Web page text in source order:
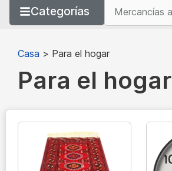
Categorías
Casa > Para el hogar
Para el hogar